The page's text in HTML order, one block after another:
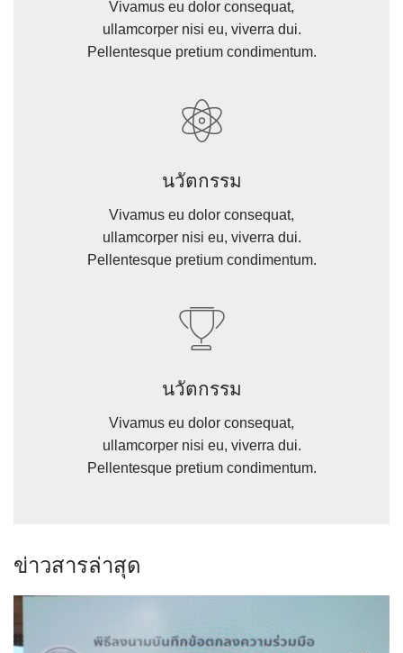
Vivamus eu dolor consequat,
ullamcorper nisi eu, viverra dui.
Pellentesque pretium condimentum.
นวัตกรรม
Vivamus eu dolor consequat,
ullamcorper nisi eu, viverra dui.
Pellentesque pretium condimentum.
นวัตกรรม
Vivamus eu dolor consequat,
ullamcorper nisi eu, viverra dui.
Pellentesque pretium condimentum.
ข่าวสารล่าสุด